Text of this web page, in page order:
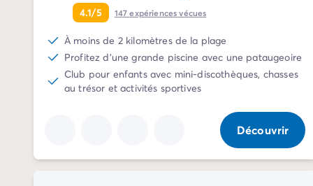
Camping Nice
Camping Bouches du Rhône
Camping Cassis
Camping Marseille
Camping Var
Camping Fréjus
Camping Saint-Raphaël
4.1/5 147expériences vécues
À moins de 2 kilomètres de la plage
Profitez d'une grande piscine avec une pataugeoire
Club pour enfants avec mini-discothèques, chasses
au trésor et activités sportives
Découvrir